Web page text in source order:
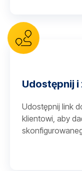
Udostępnij
Udostępnij link
klientowi, aby